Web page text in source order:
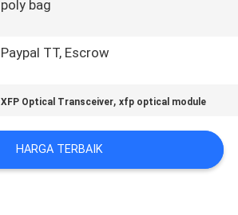
poly bag
Paypal TT, Escrow
XFP Optical Transceiver,xfp optical module
HARGA TERBAIK